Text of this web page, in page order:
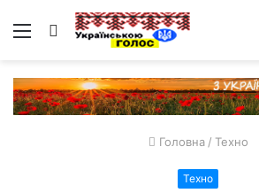
Меню Пошук
Головна / Техно
Техно